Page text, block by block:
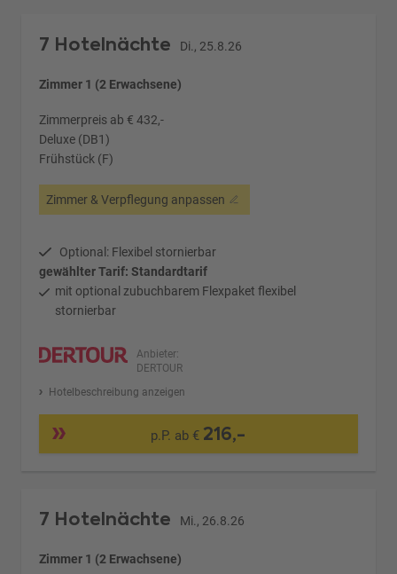
7 Hotelnächte Di., 25.8.26
Zimmer 1 (2 Erwachsene)
Zimmerpreis ab € 432,-
Deluxe (DB1)
Frühstück (F)
Zimmer & Verpflegung anpassen
Optional: Flexibel stornierbar
gewählter Tarif: Standardtarif
mit optional zubuchbarem Flexpaket flexibel
stornierbar
Anbieter:
DERTOUR
Hotelbeschreibung anzeigen
p.P. ab € 216,-
7 Hotelnächte Mi., 26.8.26
Zimmer 1 (2 Erwachsene)